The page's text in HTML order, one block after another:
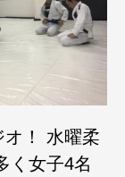
！ 水曜柔
く女子4名